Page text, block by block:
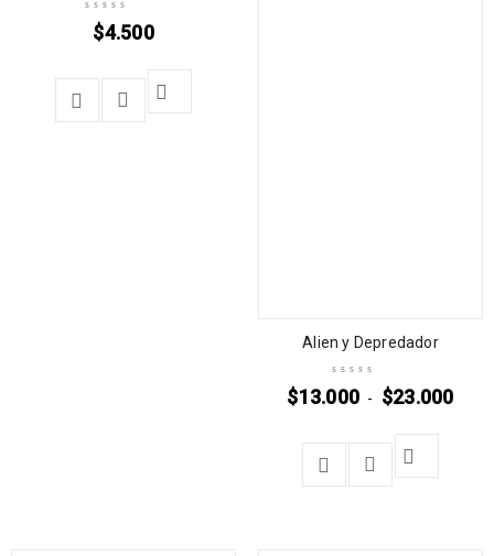
$4.500
Alien y Depredador
$13.000 - $23.000